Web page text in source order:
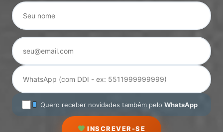
Quero receber novidades também pelo WhatsApp
INSCREVER-SE